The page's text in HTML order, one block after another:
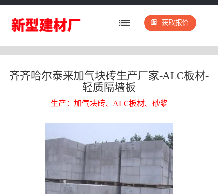
获取报价
齐齐哈尔泰来加气块砖生产厂家-ALC板材-
轻质隔墙板
生产：加气块砖、ALC板材、砂浆